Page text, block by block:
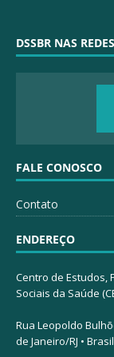
DSSBR NAS
FALE CONOSCO
Contato
ENDEREÇO
Centro de Estudos,
Sociais da Saúde
Rua Leopoldo
de Janeiro/RJ •